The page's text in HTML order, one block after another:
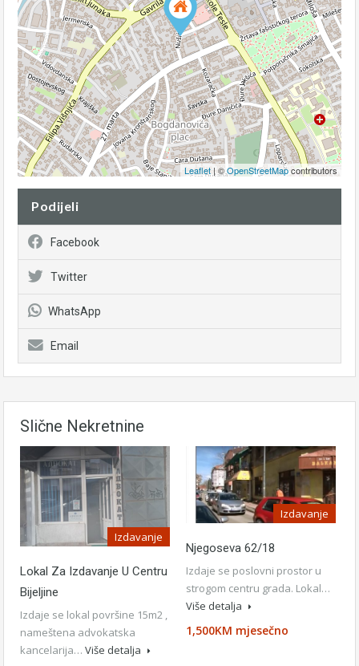
Leaflet | ©OpenStreetMapcontributors
Podijeli
Facebook
Twitter
WhatsApp
Email
Slične Nekretnine
Izdavanje
Lokal Za Izdavanje U Centru
Bijeljine
Izdaje se lokal površine 15m2 ,
nameštena advokatska
kancelarija… Više detalja
Izdavanje
Njegoseva 62/18
Izdaje se poslovni prostor u
strogom centru grada. Lokal…
Više detalja
1,500KM mjesečno